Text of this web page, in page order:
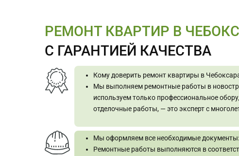
РЕМОНТ КВАРТИР В
С ГАРАНТИЕЙ КАЧЕСТВА
Кому доверить ремонт квартиры в
Мы выполняем ремонтные работы в
используем только профессиональное
отделочные работы, — это эксперт с
Мы оформляем все необходимые
Ремонтные работы выполняются в